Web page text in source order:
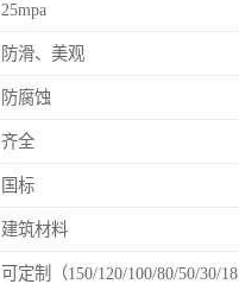
25mpa
防滑、美观
防腐蚀
齐全
国标
建筑材料
可定制（150/120/100/80/50/30/18